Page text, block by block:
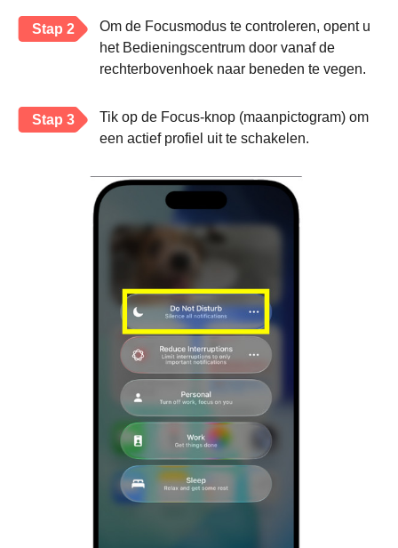
Stap 2
Om de Focusmodus te controleren, opent u
het Bedieningscentrum door vanaf de
rechterbovenhoek naar beneden te vegen.
Stap 3
Tik op de Focus-knop (maanpictogram) om
een actief profiel uit te schakelen.